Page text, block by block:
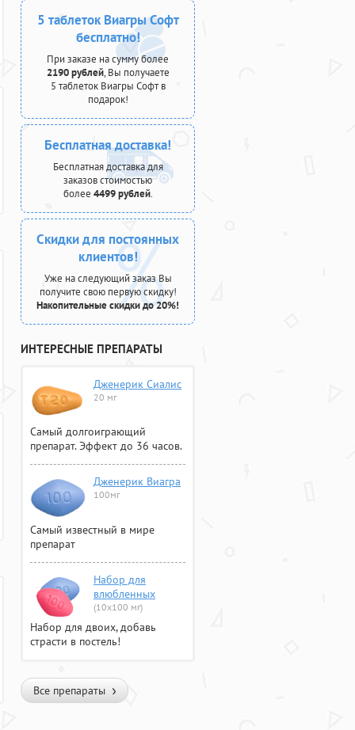
5 таблеток Виагры Софт
бесплатно!
При заказе на сумму более
2190 рублей, Вы получаете
5 таблеток Виагры Софт в
подарок!
Бесплатная доставка!
Бесплатная доставка для
заказов стоимостью
более 4499 рублей.
Скидки для постоянных
клиентов!
Уже на следующий заказ Вы
получите свою первую скидку!
Накопительные скидки до 20%!
ИНТЕРЕСНЫЕ ПРЕПАРАТЫ
Дженерик Сиалис
20 мг
Самый долгоиграющий
препарат. Эффект до 36 часов.
Дженерик Виагра
100мг
Самый известный в мире
препарат
Набор для
влюбленных
(10х100 мг)
Набор для двоих, добавь
страсти в постель!
Все препараты